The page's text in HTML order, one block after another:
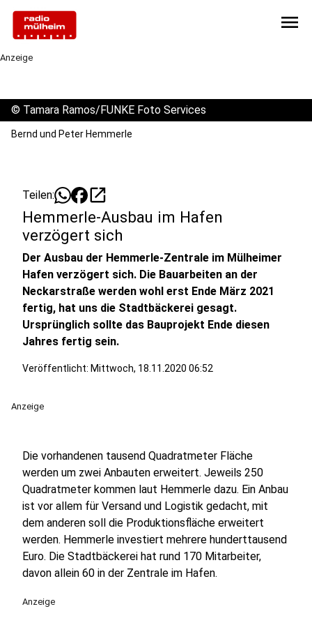
menu
Anzeige
© Tamara Ramos/FUNKE Foto Services
Bernd und Peter Hemmerle
Teilen: open_in_new
Hemmerle-Ausbau im Hafen
verzögert sich
Der Ausbau der Hemmerle-Zentrale im Mülheimer
Hafen verzögert sich. Die Bauarbeiten an der
Neckarstraße werden wohl erst Ende März 2021
fertig, hat uns die Stadtbäckerei gesagt.
Ursprünglich sollte das Bauprojekt Ende diesen
Jahres fertig sein.
Veröffentlicht: Mittwoch, 18.11.2020 06:52
Anzeige
Die vorhandenen tausend Quadratmeter Fläche
werden um zwei Anbauten erweitert. Jeweils 250
Quadratmeter kommen laut Hemmerle dazu. Ein Anbau
ist vor allem für Versand und Logistik gedacht, mit
dem anderen soll die Produktionsfläche erweitert
werden. Hemmerle investiert mehrere hunderttausend
Euro. Die Stadtbäckerei hat rund 170 Mitarbeiter,
davon allein 60 in der Zentrale im Hafen.
Anzeige